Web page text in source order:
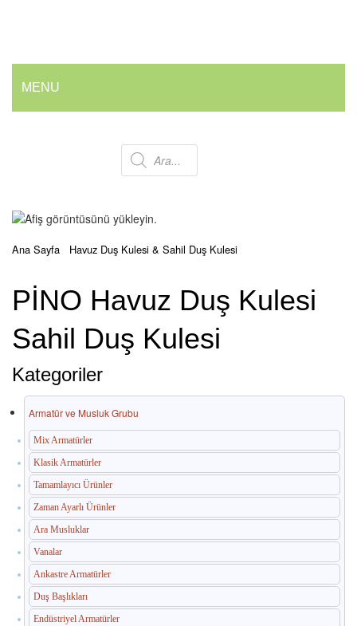
MENU
💰 En İyi Fiyatlarla
Armatür ve Musluk Grubu
Geri Dönüşüm Kovaları
İç Mekan Çöp Kovaları
Dış Mekan Çöp Kovaları
Küllükler ve Sigara Atık Üniteleri
El Kurutma Makineleri
🔐 En Güvenilir Adres
Fotoselli Kağıt Havluluklar
Sabunluklar
Otel Ekipmanları
Umumi Wc ve Banyo Ekipmanları
Products
Ana Sayfa Havuz Duş Kulesi & Sahil Duş Kulesi
PİNO Havuz Duş Kulesi
Sahil Duş Kulesi
Kategoriler
Armatür ve Musluk Grubu
Mix Armatürler
Klasik Armatürler
Tamamlayıcı Ürünler
Zaman Ayarlı Ürünler
Ara Musluklar
Vanalar
Ankastre Armatürler
Duş Başlıkları
Endüstriyel Armatürler